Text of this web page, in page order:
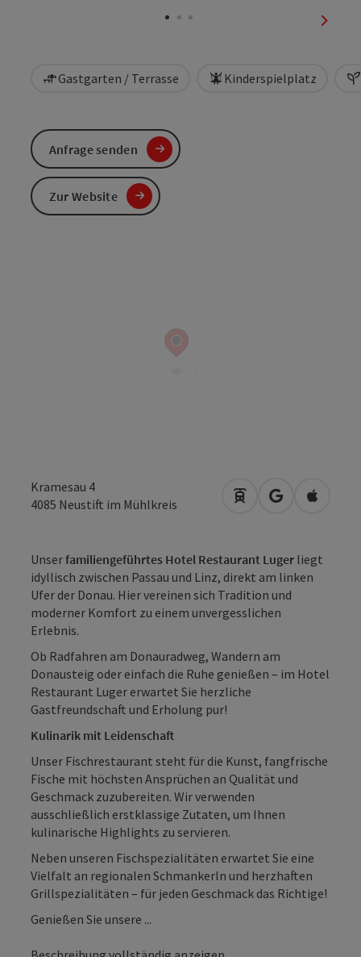
Gastgarten / Terrasse Kinderspielplatz
Kramesau 4
4085 Neustift im Mühlkreis Anreise mit
in Google
in
Unserfamiliengeführtes Hotel Restaurant Luger liegt
idyllisch zwischen Passau und Linz, direkt am linken
Ufer der Donau. Hier vereinen sich Tradition und
moderner Komfort zu einem unvergesslichen
Erlebnis.
Ob Radfahren am Donauradweg, Wandern am
Donausteig oder einfach die Ruhe genießen – im Hotel
Restaurant Luger erwartet Sie herzliche
Gastfreundschaft und Erholung pur!
Kulinarik mit Leidenschaft
Unser Fischrestaurant steht für die Kunst, fangfrische
Fische mit höchsten Ansprüchen an Qualität und
Geschmack zuzubereiten. Wir verwenden
ausschließlich erstklassige Zutaten, um Ihnen
kulinarische Highlights zu servieren.
Neben unseren Fischspezialitäten erwartet Sie eine
Vielfalt an regionalen Schmankerln und herzhaften
Grillspezialitäten – für jeden Geschmack das Richtige!
Genießen Sie unsere ...
Anfrage senden
Zur Website